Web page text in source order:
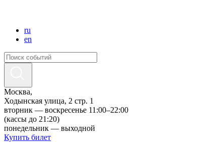
ru
en
Москва,
Ходынская улица, 2 стр. 1
вторник — воскресенье 11:00–22:00
(кассы до 21:20)
понедельник — выходной
Купить билет